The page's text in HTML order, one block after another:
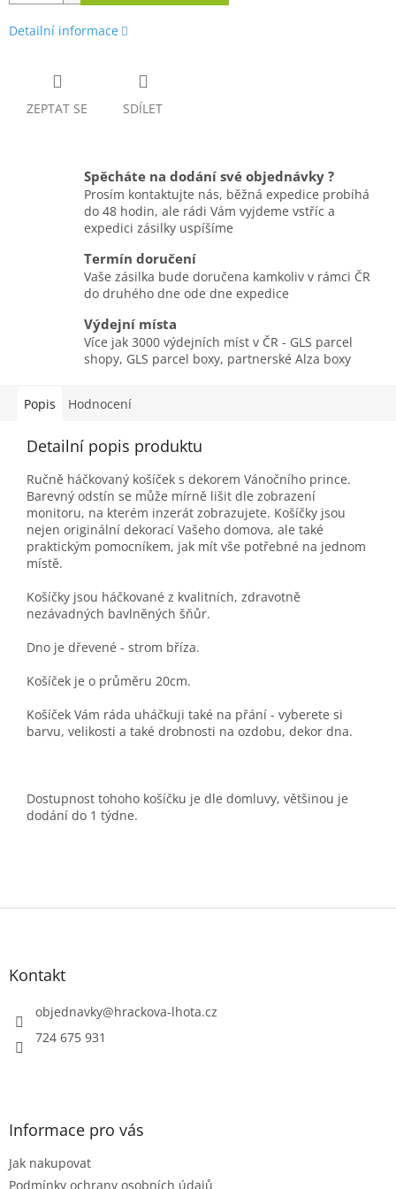
Detailní informace
ZEPTAT SE SDÍLET
Spěcháte na dodání své objednávky ?
Prosím kontaktujte nás, běžná expedice probíhá
do 48 hodin, ale rádi Vám vyjdeme vstříc a
expedici zásilky uspíšíme
Termín doručení
Vaše zásilka bude doručena kamkoliv v rámci ČR
do druhého dne ode dne expedice
Výdejní místa
Více jak 3000 výdejních míst v ČR - GLS parcel
shopy, GLS parcel boxy, partnerské Alza boxy
Popis Hodnocení
Detailní popis produktu
Ručně háčkovaný košíček s dekorem Vánočního prince.
Barevný odstín se může mírně lišit dle zobrazení
monitoru, na kterém inzerát zobrazujete. Košíčky jsou
nejen originální dekorací Vašeho domova, ale také
praktickým pomocníkem, jak mít vše potřebné na jednom
místě.
Košíčky jsou háčkované z kvalitních, zdravotně
nezávadných bavlněných šňůr.
Dno je dřevené - strom bříza.
Košíček je o průměru 20cm.
Košíček Vám ráda uháčkuji také na přání - vyberete si
barvu, velikosti a také drobnosti na ozdobu, dekor dna.
Dostupnost tohoho košíčku je dle domluvy, většinou je
dodání do 1 týdne.
Z
Kontakt
objednavky@hrackova-lhota.cz
724 675 931
Informace pro vás
Jak nakupovat
Podmínky ochrany osobních údajů